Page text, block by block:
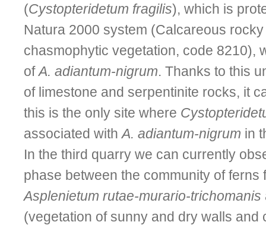
(Cystopteridetum fragilis), which is
Natura 2000 system (Calcareous
chasmophytic vegetation, code 8210),
ofA. adiantum-nigrum. Thanks to this
of limestone and serpentinite rocks, it
this is the only site where
associated withA. adiantum-nigrum in
In the third quarry we can currently
phase between the community of ferns
Asplenietum rutae-murario-trichomanis
(vegetation of sunny and dry walls and